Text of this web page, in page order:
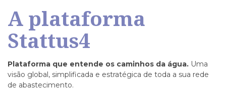
A plataforma
Stattus4
Plataforma que entende os caminhos da água. Uma
visão global, simplificada e estratégica de toda a sua rede
de abastecimento.